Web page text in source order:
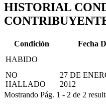
HISTORIAL
Condición Fecha
HABIDO
NO
HALLADO
27 DE
2012
Mostrando Pág. 1 - 2 de 2